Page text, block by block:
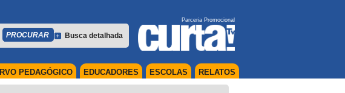
Busca detalhada
Parceria Promocional
RELATOS
ESCOLAS
EDUCADORES
PEDAGÓGICO